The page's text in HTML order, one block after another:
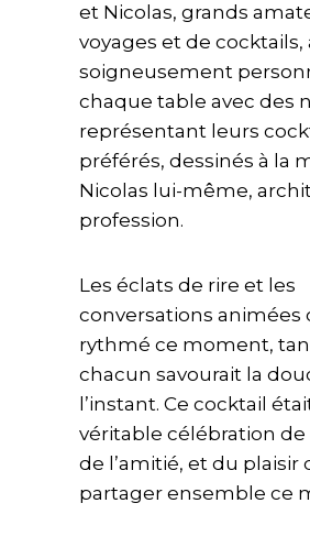
et Nicolas, grands
voyages et de cocktails,
soigneusement
chaque table avec des
représentant leurs
préférés, dessinés à la
Nicolas lui-même,
profession.
Les éclats de rire et les
conversations animées
rythmé ce moment,
chacun savourait la
l’instant. Ce cocktail
véritable célébration de
de l’amitié, et du plaisir
partager ensemble ce